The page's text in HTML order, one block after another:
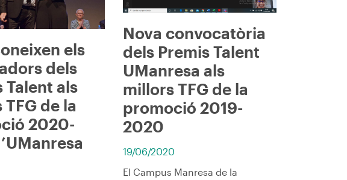
els
dels
Talent als
de la
2020-
Nova convocatòria
dels Premis Talent
UManresa als
millors TFG de la
promoció 2019-
2020
19/06/2020
El Campus Manresa de la